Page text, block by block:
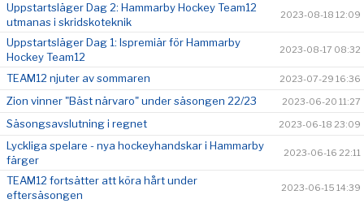
Uppstartsläger Dag 2: Hammarby Hockey Team12
utmanas i skridskoteknik
2023-08-18 12:09
Uppstartsläger Dag 1: Ispremiär för Hammarby
Hockey Team12
2023-08-17 08:32
TEAM12 njuter av sommaren 2023-07-29 16:36
Zion vinner "Bäst närvaro" under säsongen 22/23 2023-06-20 11:27
Säsongsavslutning i regnet 2023-06-18 23:09
Lyckliga spelare - nya hockeyhandskar i Hammarby
färger
2023-06-16 22:11
TEAM12 fortsätter att köra hårt under
eftersäsongen
2023-06-15 14:39